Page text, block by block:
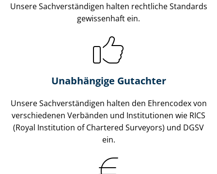
Unsere Sach­ver­stän­di­gen halten rechtliche Standards
gewissenhaft ein.
Unabhängige Gutachter
Unsere Sach­ver­stän­di­gen halten den Ehrencodex von
verschiedenen Verbänden und Institutionen wie RICS
(Royal Institution of Chartered Surveyors) und DGSV
ein.